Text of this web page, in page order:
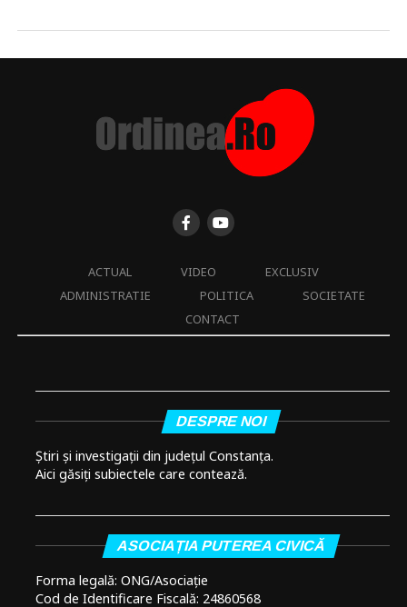
ACTUAL VIDEO
EXCLUSIV
ADMINISTRATIE
POLITICA
SOCIETATE
CONTACT
DESPRE NOI
Știri și investigații din județul Constanța.
Aici găsiți subiectele care contează.
ASOCIAȚIA PUTEREA CIVICĂ
Forma legală: ONG/Asociație
Cod de Identificare Fiscală: 24860568